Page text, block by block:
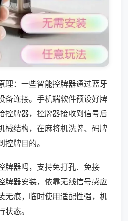
理：一些智能控牌器通过蓝牙
备连接。手机端软件预设好牌
控牌器，控牌器接收到信号后
械结构，在麻将机洗牌、码牌
牌目的。
牌器吗，支持免打孔、免接
牌器安装，依靠无线信号感应
无痕，临时使用适配性强，机
态。